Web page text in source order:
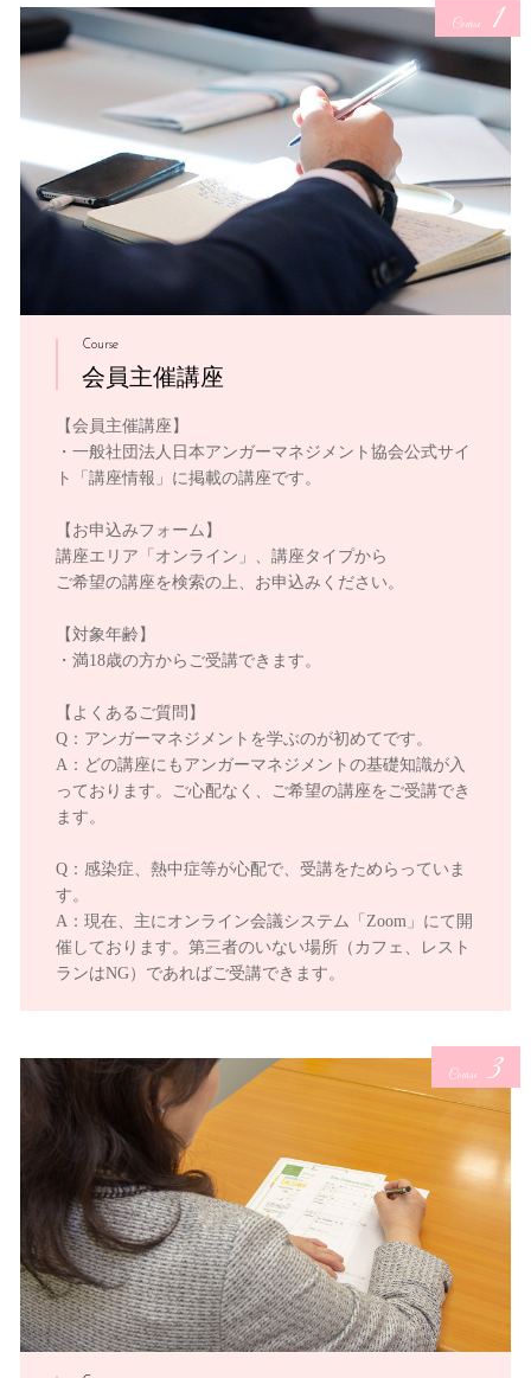
Course 1
Course
会員主催講座
【会員主催講座】
・一般社団法人日本アンガーマネジメント協会公式サイ
ト「講座情報」に掲載の講座です。
【お申込みフォーム】
講座エリア「オンライン」、講座タイプから
ご希望の講座を検索の上、お申込みください。
【対象年齢】
・満18歳の方からご受講できます。
【よくあるご質問】
Q：アンガーマネジメントを学ぶのが初めてです。
A：どの講座にもアンガーマネジメントの基礎知識が入
っております。ご心配なく、ご希望の講座をご受講でき
ます。
Q：感染症、熱中症等が心配で、受講をためらっていま
す。
A：現在、主にオンライン会議システム「Zoom」にて開
催しております。第三者のいない場所（カフェ、レスト
ランはNG）であればご受講できます。
Course 3